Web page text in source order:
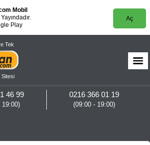
Mobil
Play
Aç
Tek
Sitesi
0216 366 01 19
(09:00 - 19:00)
46 99
19:00)